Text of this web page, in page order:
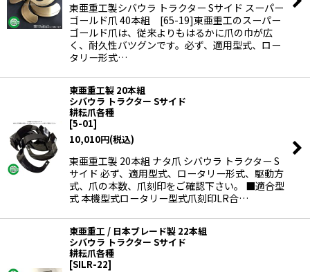
東亜重工製シバウラ トラクター Sサイド スーパー
ゴールド爪 40本組 [65-19]東亜重工のスーパー
ゴールド爪は、従来よりもはるかに爪の巾が広
く、耐久性バツグンです。必ず、適用型式、ロー
タリー形式…
東亜重工製 20本組
シバウラ トラクター Sサイド
耕耘爪各種
[5-01]
10,010円(税込)
東亜重工製 20本組 ナタ爪 シバウラ トラクター S
サイド 必ず、適用型式、ロータリー形式、駆動方
式、爪の本数、爪刻印をご確認下さい。 ■適合型
式 本機型式ロータリー型式爪刻印LR合…
東亜重工 / 日本ブレード製 22本組
シバウラ トラクター Sサイド
耕耘爪各種
[SILR-22]